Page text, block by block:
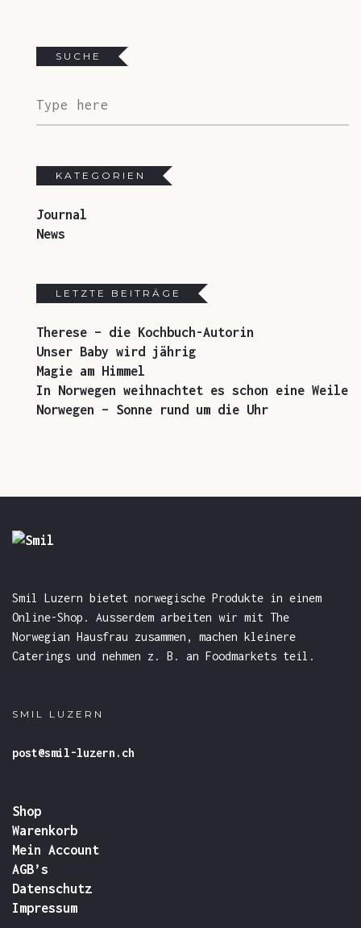
SUCHE
KATEGORIEN
Journal
News
LETZTE BEITRÄGE
Therese – die Kochbuch-Autorin
Unser Baby wird jährig
Magie am Himmel
In Norwegen weihnachtet es schon eine Weile
Norwegen – Sonne rund um die Uhr
Smil Luzern bietet norwegische Produkte in einem
Online-Shop. Ausserdem arbeiten wir mit The
Norwegian Hausfrau zusammen, machen kleinere
Caterings und nehmen z. B. an Foodmarkets teil.
SMIL LUZERN
post@smil-luzern.ch
Shop
Warenkorb
Mein Account
AGB’s
Datenschutz
Impressum